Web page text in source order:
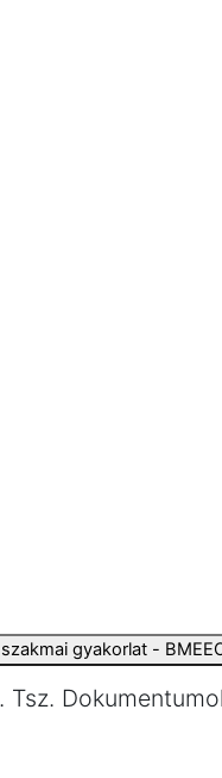
gyakorlat -
Tsz.